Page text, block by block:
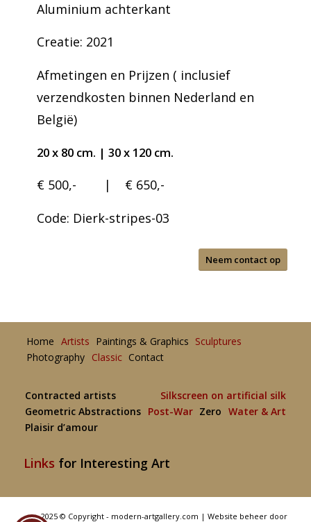
Aluminium achterkant
Creatie: 2021
Afmetingen en Prijzen ( inclusief
verzendkosten binnen Nederland en
België)
20 x 80 cm. | 30 x 120 cm.
€ 500,- | € 650,-
Code: Dierk-stripes-03
Neem contact op
Home Artists Paintings & Graphics Sculptures
Photography Classic Contact
Contracted artists
Silkscreen on artificial silk
Geometric Abstractions
Post-War Zero Water & Art
Plaisir d’amour
Links for Interesting Art
2025 © Copyright - modern-artgallery.com |Website beheer door